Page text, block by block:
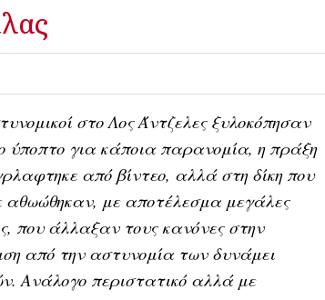
στο Λος Άντζελες ξυλοκόπησαν
ύποπτο για κάποια παρανομία, η πράξη
από βίντεο, αλλά στη δίκη που
αθωώθηκαν, με αποτέλεσμα μεγάλες
που άλλαξαν τους κανόνες στην
από την αστυνομία των δυνάμει
Ανάλογο περιστατικό αλλά με